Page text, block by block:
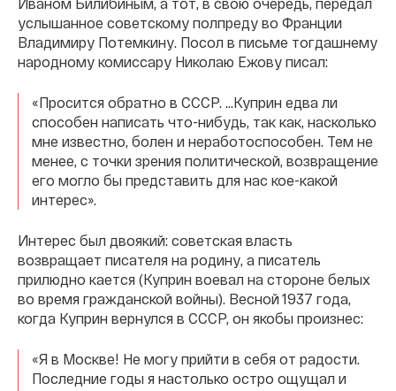
услышанное советскому полпреду во Франции
Владимиру Потемкину. Посол в письме тогдашнему
народному комиссару Николаю Ежову писал:
«Просится обратно в СССР. …Куприн едва ли
способен написать что-нибудь, так как, насколько
мне известно, болен и неработоспособен. Тем не
менее, с точки зрения политической, возвращение
его могло бы представить для нас кое-какой
интерес».
Интерес был двоякий: советская власть
возвращает писателя на родину, а писатель
прилюдно кается (Куприн воевал на стороне белых
во время гражданской войны). Весной 1937 года,
когда Куприн вернулся в СССР, он якобы произнес:
«Я в Москве! Не могу прийти в себя от радости.
Последние годы я настолько остро ощущал и